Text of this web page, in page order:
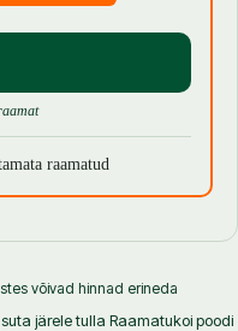
just oma debüüdi,
aastal pälvis ta Finlandia
viimased on peale
omapärase keelekasutuse ja
raamatud
võivad hinnad erineda
järele tulla Raamatukoi poodi